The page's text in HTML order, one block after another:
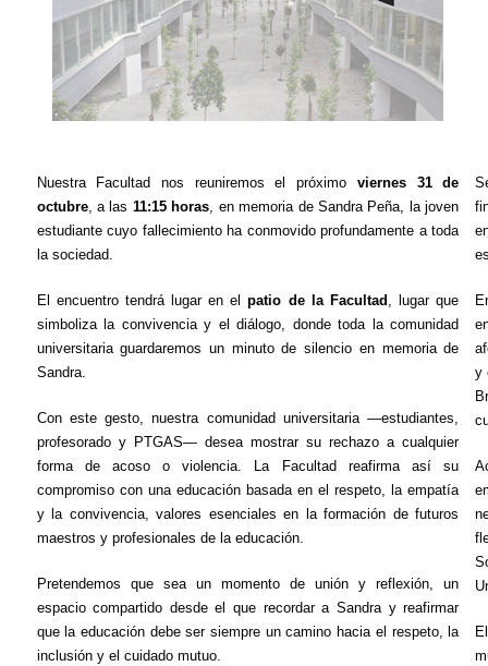
Nuestra Facultad nos reuniremos el próximo viernes 31 de
octubre, a las 11:15 horas , en memoria de Sandra Peña, la joven
estudiante cuyo fallecimiento ha conmovido profundamente a toda
la sociedad.
El encuentro tendrá lugar en elpatio de la Facultad
, lugar que
simboliza la convivencia y el diálogo, donde toda la comunidad
universitaria guardaremos un minuto de silencio en memoria de
Sandra.
Con este gesto, nuestra comunidad universitaria —estudiantes,
profesorado y PTGAS— desea mostrar su rechazo a cualquier
forma de acoso o violencia. La Facultad reafirma así su
compromiso con una educación basada en el respeto, la empatía
y la convivencia, valores esenciales en la formación de futuros
maestros y profesionales de la educación.
Pretendemos que sea un momento de unión y reflexión, un
espacio compartido desde el que recordar a Sandra y reafirmar
que la educación debe ser siempre un camino hacia el respeto, la
inclusión y el cuidado mutuo.
y